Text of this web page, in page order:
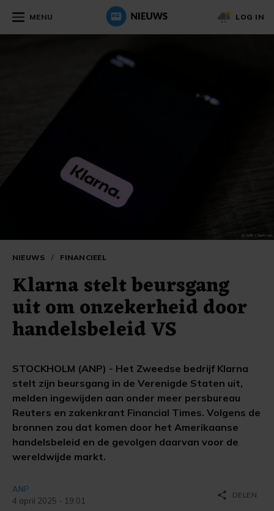
MENU LOG IN
NIEUWS / FINANCIEEL
Klarna stelt beursgang
uit om onzekerheid door
handelsbeleid VS
STOCKHOLM (ANP) - Het Zweedse bedrijf Klarna
stelt zijn beursgang in de Verenigde Staten uit,
melden ingewijden aan onder meer persbureau
Reuters en zakenkrant Financial Times. Volgens de
bronnen zou dat komen door het Amerikaanse
handelsbeleid en de gevolgen daarvan voor de
wereldwijde markt.
ANP
4 april 2025 - 19:01
share DELEN